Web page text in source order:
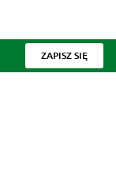
ZAPISZ SIĘ